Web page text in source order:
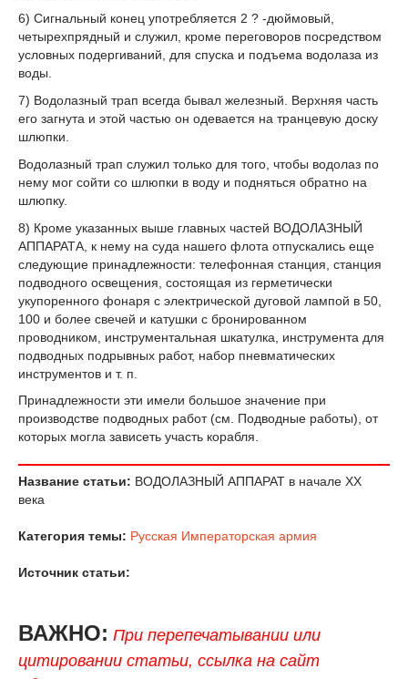
6) Сигнальный конец употребляется 2 ? -дюймовый,
четырехпрядный и служил, кроме переговоров посредством
условных подергиваний, для спуска и подъема водолаза из
воды.
7) Водолазный трап всегда бывал железный. Верхняя часть
его загнута и этой частью он одевается на транцевую доску
шлюпки.
Водолазный трап служил только для того, чтобы водолаз по
нему мог сойти со шлюпки в воду и подняться обратно на
шлюпку.
8) Кроме указанных выше главных частей ВОДОЛАЗНЫЙ
АППАРАТА, к нему на суда нашего флота отпускались еще
следующие принадлежности: телефонная станция, станция
подводного освещения, состоящая из герметически
укупоренного фонаря с электрической дуговой лампой в 50,
100 и более свечей и катушки с бронированном
проводником, инструментальная шкатулка, инструмента для
подводных подрывных работ, набор пневматических
инструментов и т. п.
Принадлежности эти имели большое значение при
производстве подводных работ (см. Подводные работы), от
которых могла зависеть участь корабля.
Название статьи: ВОДОЛАЗНЫЙ АППАРАТ в начале XX
века
Категория темы: Русская Императорская армия
Источник статьи:
ВАЖНО: При перепечатывании или
цитировании статьи, ссылка на сайт